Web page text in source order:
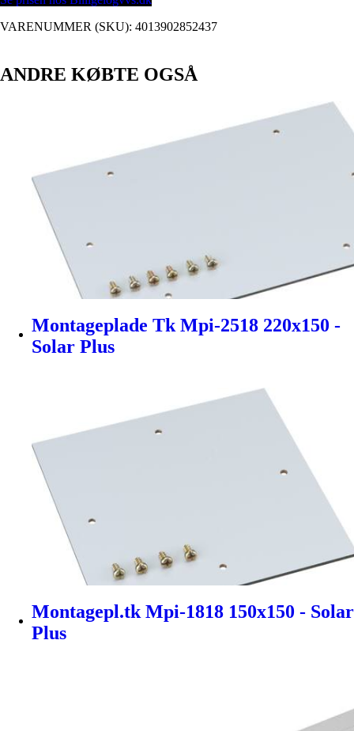
VARENUMMER (SKU): 4013902852437
ANDRE KØBTE OGSÅ
Montageplade Tk Mpi-2518 220x150 -
Solar Plus
Montagepl.tk Mpi-1818 150x150 - Solar
Plus